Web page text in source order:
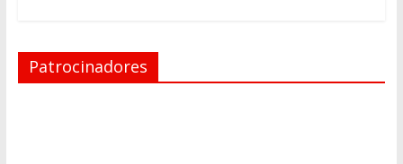
Patrocinadores